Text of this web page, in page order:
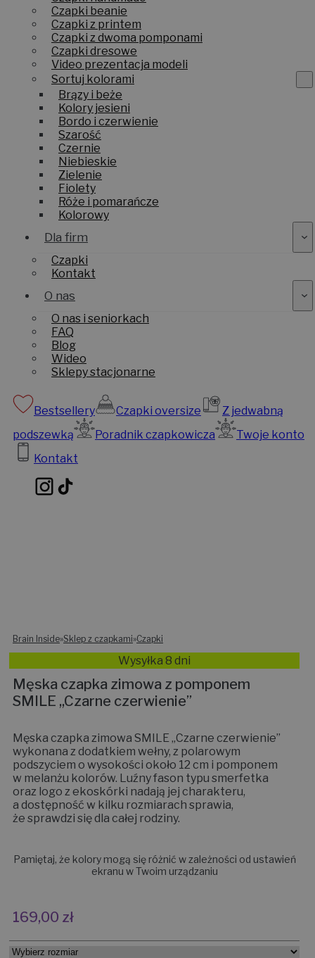
Czapki beanie
Czapki z printem
Czapki z dwoma pomponami
Czapki dresowe
Video prezentacja modeli
Sortuj kolorami
Brązy i beże
Kolory jesieni
Bordo i czerwienie
Szarość
Czernie
Niebieskie
Zielenie
Fiolety
Róże i pomarańcze
Kolorowy
Dla firm
Czapki
Kontakt
O nas
O nas i seniorkach
FAQ
Blog
Wideo
Sklepy stacjonarne
Bestsellery Czapki oversize
Z jedwabną
podszewką
Poradnik czapkowicza
Twoje konto
Kontakt
Brain Inside»Sklep z czapkami»Czapki
Wysyłka 8 dni
Męska czapka zimowa z pomponem
SMILE ,,Czarne czerwienie”
Męska czapka zimowa SMILE „Czarne czerwienie”
wykonana z dodatkiem wełny, z polarowym
podszyciem o wysokości około 12 cm i pomponem
w melanżu kolorów. Luźny fason typu smerfetka
oraz logo z ekoskórki nadają jej charakteru,
a dostępność w kilku rozmiarach sprawia,
że sprawdzi się dla całej rodziny.
Pamiętaj, że kolory mogą się różnić w zależności od ustawień
ekranu w Twoim urządzaniu
169,00 zł